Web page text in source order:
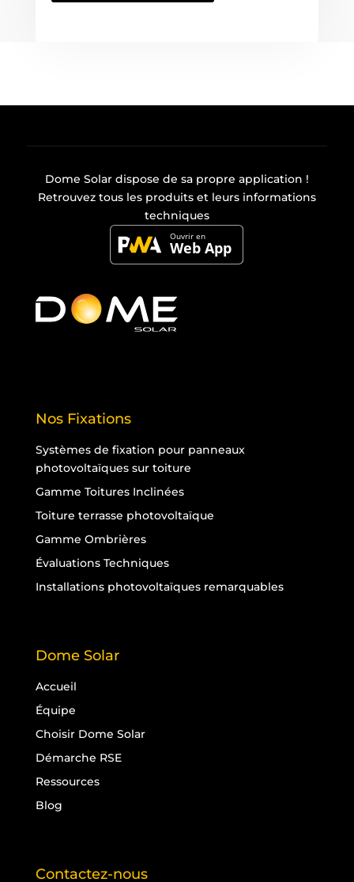
Dome Solar dispose de sa propre application !
Retrouvez tous les produits et leurs informations
techniques
Nos Fixations
Systèmes de fixation pour panneaux
photovoltaïques sur toiture
Gamme Toitures Inclinées
Toiture terrasse photovoltaïque
Gamme Ombrières
Évaluations Techniques
Installations photovoltaïques remarquables
Dome Solar
Accueil
Équipe
Choisir Dome Solar
Démarche RSE
Ressources
Blog
Contactez-nous